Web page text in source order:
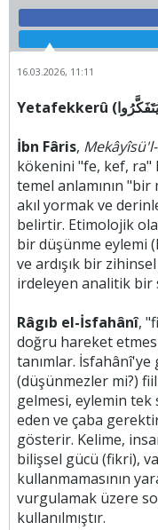
16.03.2026, 11:11
İbn Fâris,
kökenini "fe, kef, ra"
temel anlamının
akıl yormak ve
belirtir. Etimolojik
bir düşünme eylemi
ve ardışık bir
irdeleyen analitik bir
Râgıb el-İsfahânî,
doğru hareket
tanımlar.
(düşünmezler mi?)
gelmesi, eylemin tek
eden ve çaba
gösterir. Kelime,
bilişsel gücü (fikri),
kullanmamasının
vurgulamak üzere
kullanılmıştır.